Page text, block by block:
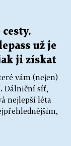
už je
ji získat
vám (nejen)
Dálniční síť,
nejlepší léta